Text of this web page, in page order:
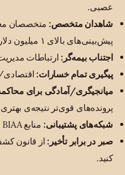
عصبی.
شاهدان متخصص: متخصصان
پیش‌بینی‌های بالای ۱ میلیون دلار.
اجتناب بیمه‌گر:ارتباطات
پیگیری تمام خسارات:اقتصادی/
میانجیگری/آمادگی برای
پرونده‌های قوی‌تر نتیجه‌ی
شبکه‌های پشتیبانی: منابع BIAA برای حمایت و پشتیبانی.
صبر در برابر تأخیر:از قانون
کنید.